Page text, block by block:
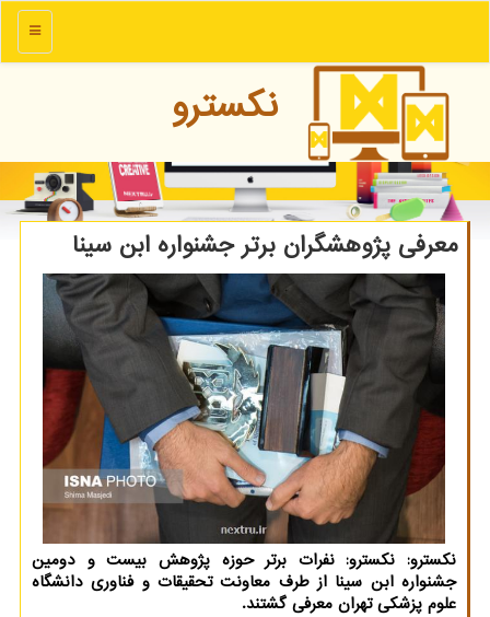
منو
نكسترو
معرفی پژوهشگران برتر جشنواره ابن سینا
نکسترو: نکسترو: نفرات برتر حوزه پژوهش بیست و دومین
جشنواره ابن سینا از طرف معاونت تحقیقات و فناوری دانشگاه
علوم پزشکی تهران معرفی گشتند.